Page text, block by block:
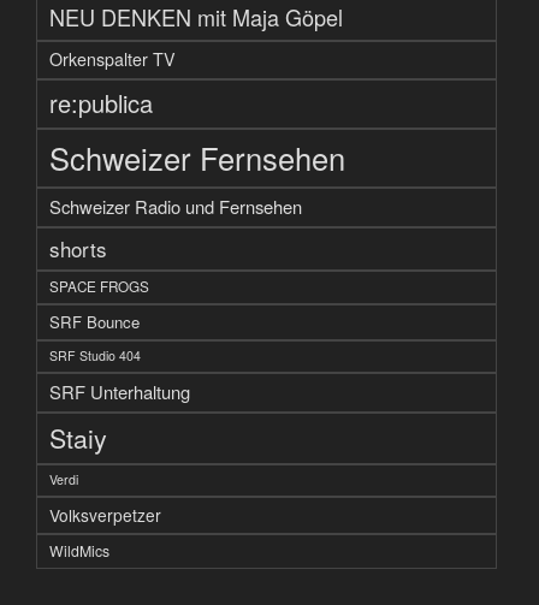
NEU DENKEN mit Maja Göpel
Orkenspalter TV
re:publica
Schweizer Fernsehen
Schweizer Radio und Fernsehen
shorts
SPACE FROGS
SRF Bounce
SRF Studio 404
SRF Unterhaltung
Staiy
Verdi
Volksverpetzer
WildMics